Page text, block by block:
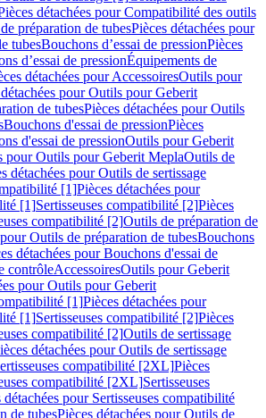
détachées pour Compatibilité des outils
préparation de tubesPièces détachées pour
tubesBouchons d’essai de pressionPièces
d’essai de pressionÉquipements de
détachées pour AccessoiresOutils pour
pour Outils pour Geberit
de tubesPièces détachées pour Outils
Bouchons d'essai de pressionPièces
d'essai de pressionOutils pour Geberit
pour Outils pour Geberit MeplaOutils de
détachées pour Outils de sertissage
[1]Pièces détachées pour
[1]Sertisseuses compatibilité [2]Pièces
compatibilité [2]Outils de préparation de
Outils de préparation de tubesBouchons
détachées pour Bouchons d'essai de
contrôleAccessoiresOutils pour Geberit
pour Outils pour Geberit
[1]Pièces détachées pour
[1]Sertisseuses compatibilité [2]Pièces
compatibilité [2]Outils de sertissage
détachées pour Outils de sertissage
compatibilité [2XL]Pièces
compatibilité [2XL]Sertisseuses
détachées pour Sertisseuses compatibilité
de tubesPièces détachées pour Outils de